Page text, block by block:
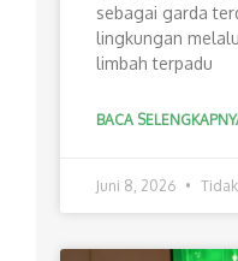
sebagai garda
lingkungan
limbah terpadu
BACA
Juni 8, 2026